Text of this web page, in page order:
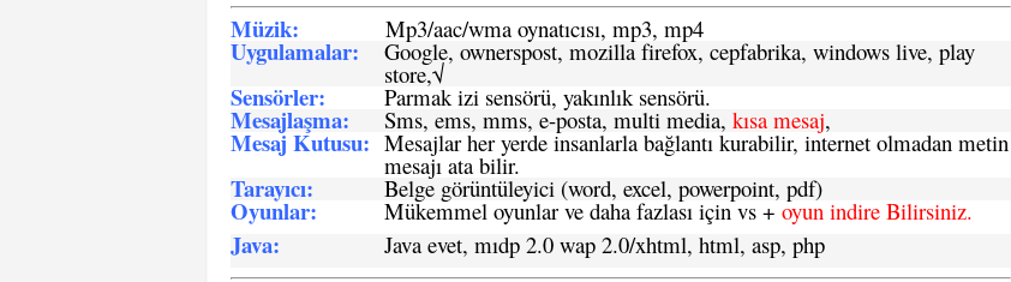
Müzik: Mp3/aac/wma oynatıcısı, mp3, mp4
Uygulamalar: Google, ownerspost, mozilla firefox, cepfabrika, windows live, play
store,√
Sensörler: Parmak izi sensörü, yakınlık sensörü.
Mesajlaşma: Sms, ems, mms, e-posta, multi media, kısa mesaj,
Mesaj Kutusu: Mesajlar her yerde insanlarla bağlantı kurabilir, internet olmadan metin
mesajı ata bilir.
Tarayıcı: Belge görüntüleyici (word, excel, powerpoint, pdf)
Oyunlar: Mükemmel oyunlar ve daha fazlası için vs +oyun indire Bilirsiniz.
Java: Java evet, mıdp 2.0 wap 2.0/xhtml, html, asp, php